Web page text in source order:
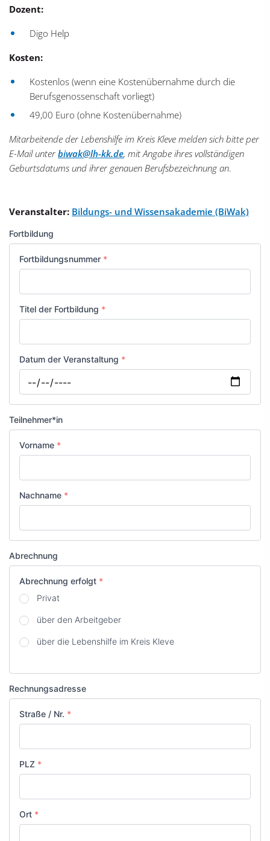
Dozent:
Digo Help
Kosten:
Kostenlos (wenn eine Kostenübernahme durch die
Berufsgenossenschaft vorliegt)
49,00 Euro (ohne Kostenübernahme)
Mitarbeitende der Lebenshilfe im Kreis Kleve melden sich bitte per
E-Mail unter biwak@lh-kk.de, mit Angabe ihres vollständigen
Geburtsdatums und ihrer genauen Berufsbezeichnung an.
Veranstalter: Bildungs- und Wissensakademie (BiWak)
Fortbildung
Fortbildungsnummer *
Titel der Fortbildung *
Datum der Veranstaltung *
Datum
Teilnehmer*in
Vorname *
Nachname *
Abrechnung
Abrechnung erfolgt *
Privat
über den Arbeitgeber
über die Lebenshilfe im Kreis Kleve
Rechnungsadresse
Straße / Nr. *
PLZ *
Ort *